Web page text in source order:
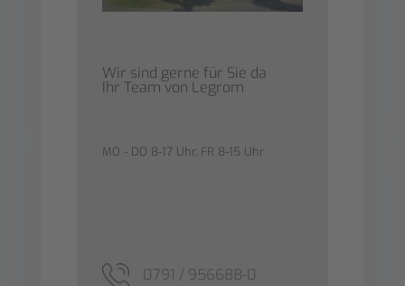
Wir sind gerne für Sie da
Ihr Team von Legrom
MO - DO 8-17 Uhr, FR 8-15 Uhr
0791 / 956688-0